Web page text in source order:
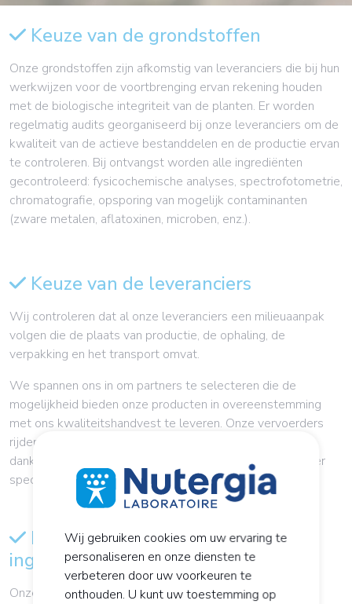
Keuze van de grondstoffen
Onze grondstoffen zijn afkomstig van leveranciers die bij hun
werkwijzen voor de voortbrenging ervan rekening houden
met de biologische integriteit van de planten. Er worden
regelmatig audits georganiseerd bij onze leveranciers om de
kwaliteit van de actieve bestanddelen en de productie ervan
te controleren. Bij ontvangst worden alle ingrediënten
gecontroleerd: fysicochemische analyses, spectrofotometrie,
chromatografie, opsporing van mogelijk contaminanten
(zware metalen, aflatoxinen, microben, enz.).
Keuze van de leveranciers
Wij controleren dat al onze leveranciers een milieuaanpak
volgen die de plaats van productie, de ophaling, de
verpakking en het transport omvat.
We spannen ons in om partners te selecteren die de
mogelijkheid bieden onze producten in overeenstemming
met ons kwaliteitshandvest te leveren. Onze vervoerders
rijden elektrisch, op waterstof en op aardgas, met name
dankzij de terbeschikkingstelling van een negentientonner
speciaal voor ons logistieke platform.
Natuurlijk karakter van de
ingrediënten
Onze formules bevatten uitsluitend:
Wij gebruiken cookies om uw ervaring te
personaliseren en onze diensten te
verbeteren door uw voorkeuren te
onthouden. U kunt uw toestemming op